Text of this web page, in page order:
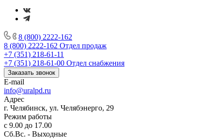
8 (800) 2222-162
8 (800) 2222-162 Отдел продаж
+7 (351) 218-61-11
+7 (351) 218-61-00 Отдел снабжения
Заказать звонок
E-mail
info@uralpd.ru
Адрес
г. Челябинск, ул. Челябэнерго, 29
Режим работы
с 9.00 до 17.00
Сб.Вс. - Выходные